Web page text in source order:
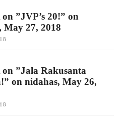
”JVP’s 20!” on
May 27, 2018
”Jala Rakusanta
on nidahas, May 26,